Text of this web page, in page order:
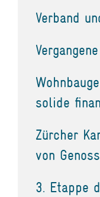
Verband
solide
Zürcher
von
3. Etappe